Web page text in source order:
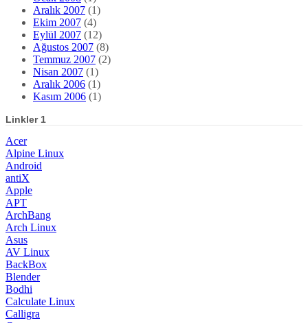
Linkler 1
Acer
Alpine Linux
Android
antiX
Apple
APT
Arch Linux
Asus
AV Linux
BackBox
Blender
Bodhi
Calculate Linux
Calligra
Casper
CentOS
ClearOS
Clonezilla
Cinnamon
Cnet
Creative
Creative Commons